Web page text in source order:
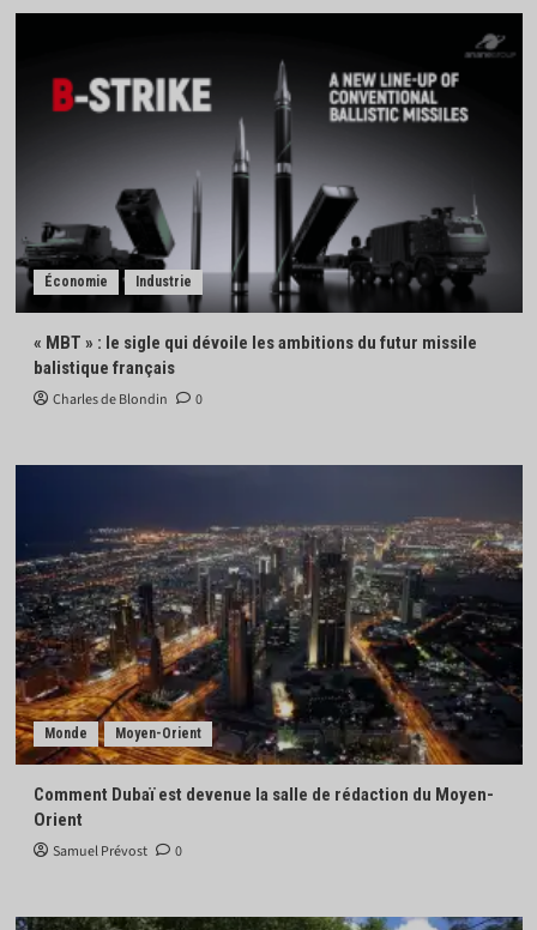
Économie Industrie
« MBT » : le sigle qui dévoile les ambitions du futur missile
balistique français
Charles de Blondin 0
Monde Moyen-Orient
Comment Dubaï est devenue la salle de rédaction du Moyen-
Orient
Samuel Prévost 0